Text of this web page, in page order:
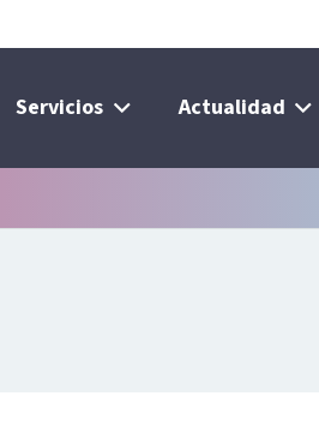
Servicios Actualidad